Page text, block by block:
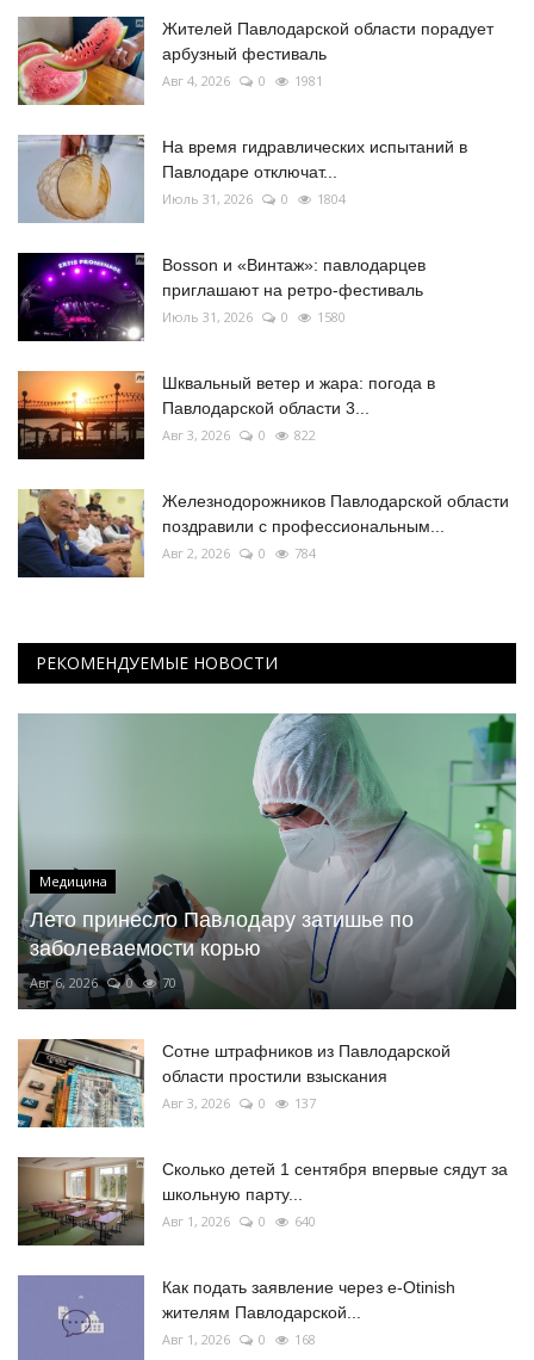
Жителей Павлодарской области порадует
арбузный фестиваль
Авг 4, 2026 0 1981
На время гидравлических испытаний в
Павлодаре отключат...
Июль 31, 2026 0 1804
Bosson и «Винтаж»: павлодарцев
приглашают на ретро-фестиваль
Июль 31, 2026 0 1580
Шквальный ветер и жара: погода в
Павлодарской области 3...
Авг 3, 2026 0 822
Железнодорожников Павлодарской области
поздравили с профессиональным...
Авг 2, 2026 0 784
РЕКОМЕНДУЕМЫЕ НОВОСТИ
Медицина
Лето принесло Павлодару затишье по
заболеваемости корью
Авг 6, 2026 0 70
Сотне штрафников из Павлодарской
области простили взыскания
Авг 3, 2026 0 137
Сколько детей 1 сентября впервые сядут за
школьную парту...
Авг 1, 2026 0 640
Как подать заявление через e-Otinish
жителям Павлодарской...
Авг 1, 2026 0 168